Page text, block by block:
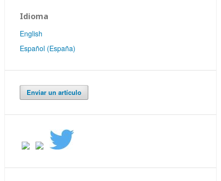
Idioma
English
Español (España)
Enviar un artículo